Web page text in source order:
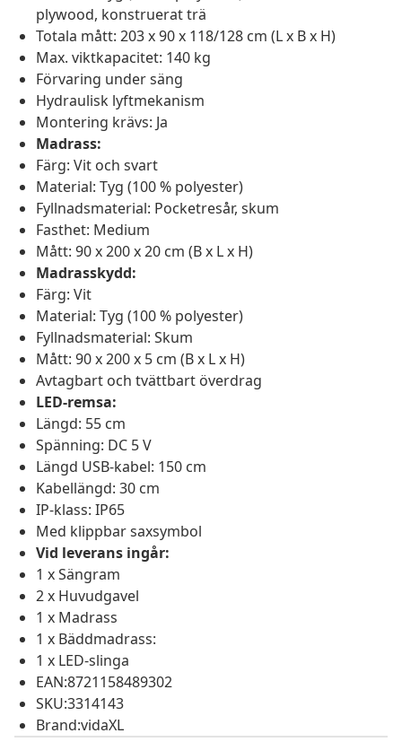
plywood, konstruerat trä
Totala mått: 203 x 90 x 118/128 cm (L x B x H)
Max. viktkapacitet: 140 kg
Förvaring under säng
Hydraulisk lyftmekanism
Montering krävs: Ja
Madrass:
Färg: Vit och svart
Material: Tyg (100 % polyester)
Fyllnadsmaterial: Pocketresår, skum
Fasthet: Medium
Mått: 90 x 200 x 20 cm (B x L x H)
Madrasskydd:
Färg: Vit
Material: Tyg (100 % polyester)
Fyllnadsmaterial: Skum
Mått: 90 x 200 x 5 cm (B x L x H)
Avtagbart och tvättbart överdrag
LED-remsa:
Längd: 55 cm
Spänning: DC 5 V
Längd USB-kabel: 150 cm
Kabellängd: 30 cm
IP-klass: IP65
Med klippbar saxsymbol
Vid leverans ingår:
1 x Sängram
2 x Huvudgavel
1 x Madrass
1 x Bäddmadrass:
1 x LED-slinga
EAN:8721158489302
SKU:3314143
Brand:vidaXL